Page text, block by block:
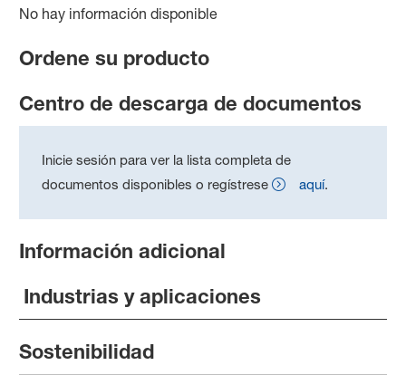
No hay información disponible
Ordene su producto
Centro de descarga de documentos
Inicie sesión para ver la lista completa de
documentos disponibles o regístrese
aquí.
Información adicional
Industrias y aplicaciones
Sostenibilidad